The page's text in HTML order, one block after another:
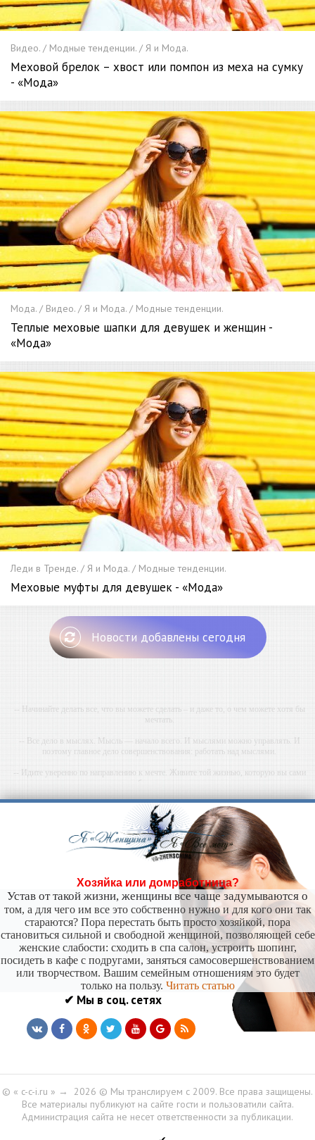
Видео. / Модные тенденции. / Я и Мода.
Меховой брелок – хвост или помпон из меха на сумку
- «Мода»
Мода. / Видео. / Я и Мода. / Модные тенденции.
Теплые меховые шапки для девушек и женщин -
«Мода»
Леди в Тренде. / Я и Мода. / Модные тенденции.
Меховые муфты для девушек - «Мода»
Новости добавлены сегодня
-- Начинайте делать все, что вы можете сделать – и даже то, о чем можете хотя бы
мечтать.
-- Все дело в мыслях. Мысль — начало всего. И мыслями можно управлять. И
поэтому главное дело совершенствования: работать над мыслями.
-- Идите уверенно по направлению к мечте. Живите той жизнью, которую вы сами
-- Самое большое богатство — это ум. Самая большая нищета — глупость. Из всех
страхов самый пугающий — самолюбование.
-- Лучшее, что можно сделать с хорошим советом, это пропустить его мимо ушей. Он
никогда не бывает полезен никому, кроме того, кто его дал.
-- Люблю давать советы и очень не люблю, когда их дают мне.
Хозяйка или домработница?
Устав от такой жизни, женщины все чаще задумываются о
том, а для чего им все это собственно нужно и для кого они так
стараются? Пора перестать быть просто хозяйкой, пора
становиться сильной и свободной женщиной, позволяющей себе
женские слабости: сходить в спа салон, устроить шопинг,
посидеть в кафе с подругами, заняться самосовершенствованием
или творчеством. Вашим семейным отношениям это будет
только на пользу. Читать статью
✔ Мы в соц. сетях
© « c-c-i.ru » → 2026 © Мы транслируем с 2009. Все права защищены.
Все материалы публикуют на сайте гости и пользоватили сайта.
Администрация сайта не несет ответственности за публикации.